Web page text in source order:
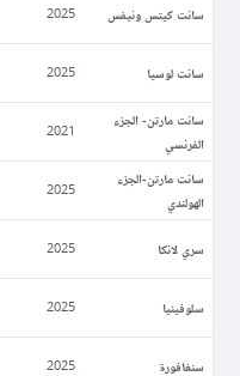
سانت كيتس ونيفس 2025
سانت لوسيا 2025
سانت مارتن- الجزء
الفرنسي
2021
سانت مارتن-الجزء
الهولندي
2025
سري لانكا 2025
سلوفينيا 2025
سنغافورة 2025